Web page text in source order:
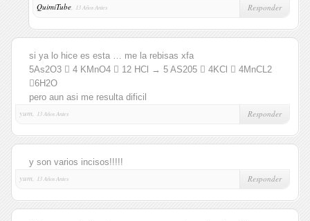
QuimiTube, 13 Años Antes Responder
si ya lo hice es esta … me la rebisas xfa
5As2O3  4 KMnO4  12 HCl → 5 AS205  4KCl  4MnCL2
6H2O
pero aun asi me resulta dificil
yum,
13 Años Antes Responder
y son varios incisos!!!!!
yum,
13 Años Antes Responder